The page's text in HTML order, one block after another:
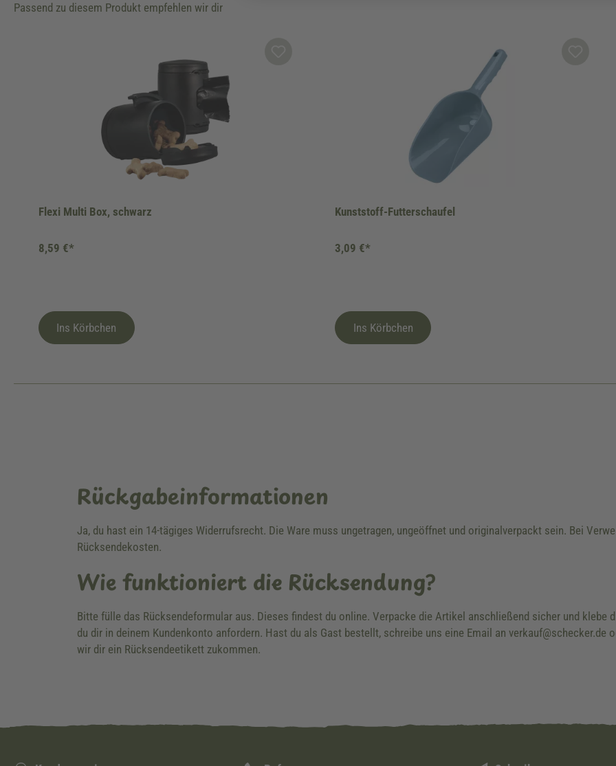
Passend zu diesem Produkt empfehlen wir dir
Flexi Multi Box, schwarz
8,59 €*
Ins Körbchen
Kunststoff-Futterschaufel
3,09 €*
Ins Körbchen
Rückgabeinformationen
Ja, du hast ein 14-tägiges Widerrufsrecht. Die Ware muss ungetragen, ungeöffnet und originalverpackt sein. Bei
Rücksendekosten.
Wie funktioniert die Rücksendung?
Bitte fülle das Rücksendeformular aus. Dieses findest du online. Verpacke die Artikel anschließend sicher und klebe
du dir in deinem Kundenkonto anfordern. Hast du als Gast bestellt, schreibe uns eine Email an verkauf@schecker.de
wir dir ein Rücksendeetikett zukommen.